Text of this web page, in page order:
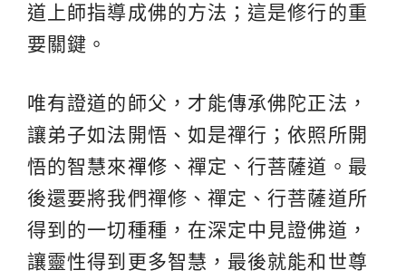
道上師指導成佛的方法；這是修行的重
要關鍵。
唯有證道的師父，才能傳承佛陀正法，
讓弟子如法開悟、如是禪行；依照所開
悟的智慧來禪修 、禪定、行菩薩道。最
後還要將我們禪修、禪定、行菩薩道所
得到的一切種種，在深定中見證佛道，
讓靈性得到更多智慧，最後就能和世尊